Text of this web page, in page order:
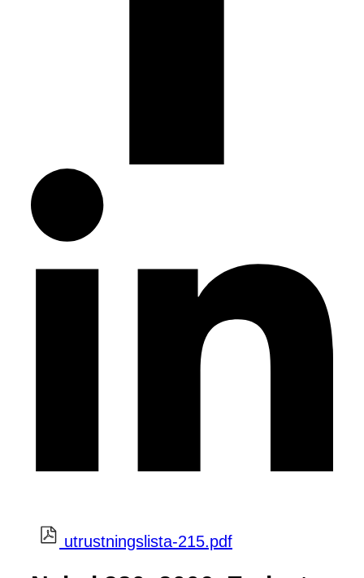
utrustningslista-215.pdf